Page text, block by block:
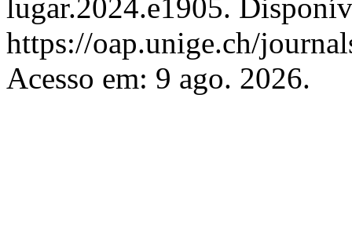
lugar.2024.e1905.
https://oap.unige.ch/
Acesso em: 9 ago. 2026.